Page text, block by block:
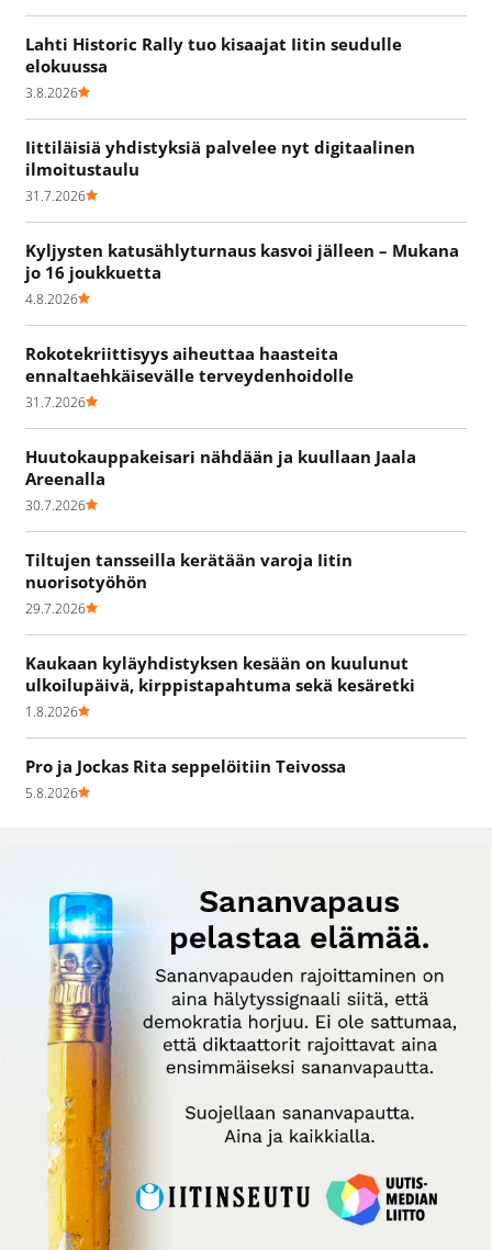
Lahti Historic Rally tuo kisaajat Iitin seudulle
elokuussa
3.8.2026
Iittiläisiä yhdistyksiä palvelee nyt digitaalinen
ilmoitustaulu
31.7.2026
Kyljysten katusählyturnaus kasvoi jälleen – Mukana
jo 16 joukkuetta
4.8.2026
Rokotekriittisyys aiheuttaa haasteita
ennaltaehkäisevälle terveydenhoidolle
31.7.2026
Huutokauppakeisari nähdään ja kuullaan Jaala
Areenalla
30.7.2026
Tiltujen tansseilla kerätään varoja Iitin
nuorisotyöhön
29.7.2026
Kaukaan kyläyhdistyksen kesään on kuulunut
ulkoilupäivä, kirppistapahtuma sekä kesäretki
1.8.2026
Pro ja Jockas Rita seppelöitiin Teivossa
5.8.2026